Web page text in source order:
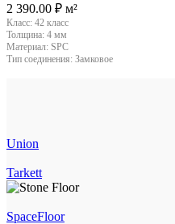
2 390.00 ₽ м²
Класс: 42 класс
Толщина: 4 мм
Материал: SPC
Тип соединения: Замковое
Union
Tarkett
SpaceFloor